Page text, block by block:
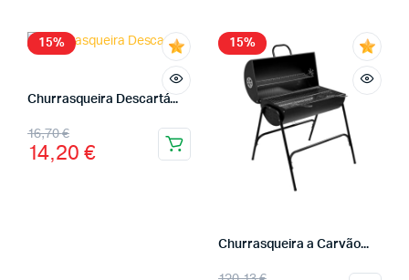
15%
Churrasqueira Descartá...
16,70€
14,20 €
15%
Churrasqueira a Carvão...